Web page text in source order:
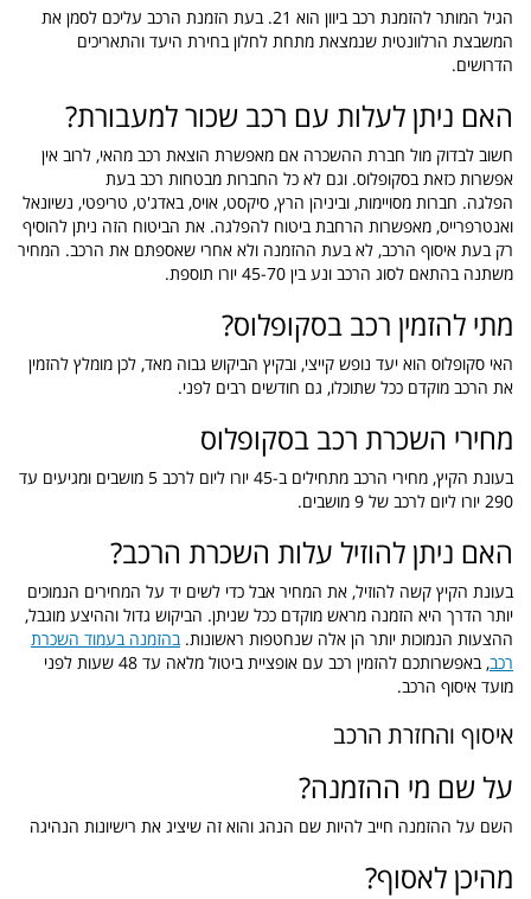
הגיל המותר להזמנת רכב ביוון הוא 21. בעת הזמנת הרכב עליכם לסמן את
המשבצת הרלוונטית שנמצאת מתחת לחלון בחירת היעד והתאריכים
הדרושים.
האם ניתן לעלות עם רכב שכור למעבורת?
חשוב לבדוק מול חברת ההשכרה אם מאפשרת הוצאת רכב מהאי, לרוב אין
אפשרות כזאת בסקופלוס. וגם לא כל החברות מבטחות רכב בעת
הפלגה. חברות מסויימות, וביניהן הרץ, סיקסט, אויס, באדג'ט, טריפטי, נשיונאל
ואנטרפרייס, מאפשרות הרחבת ביטוח להפלגה. את הביטוח הזה ניתן להוסיף
רק בעת איסוף הרכב, לא בעת ההזמנה ולא אחרי שאספתם את הרכב. המחיר
משתנה בהתאם לסוג הרכב ונע בין 45-70 יורו תוספת.
מתי להזמין רכב בסקופלוס?
האי סקופלוס הוא יעד נופש קייצי, ובקיץ הביקוש גבוה מאד, לכן מומלץ להזמין
את הרכב מוקדם ככל שתוכלו, גם חודשים רבים לפני.
מחירי השכרת רכב בסקופלוס
בעונת הקיץ, מחירי הרכב מתחילים ב-45 יורו ליום לרכב 5 מושבים ומגיעים עד
290 יורו ליום לרכב של 9 מושבים.
האם ניתן להוזיל עלות השכרת הרכב?
בעונת הקיץ קשה להוזיל, את המחיר אבל כדי לשים יד על המחירים הנמוכים
יותר הדרך היא הזמנה מראש מוקדם ככל שניתן. הביקוש גדול וההיצע מוגבל,
ההצעות הנמוכות יותר הן אלה שנחטפות ראשונות.בהזמנה בעמוד השכרת
רכב
, באפשרותכם להזמין רכב עם אופציית ביטול מלאה עד 48 שעות לפני
מועד איסוף הרכב.
איסוף והחזרת הרכב
על שם מי ההזמנה?
השם על ההזמנה חייב להיות שם הנהג והוא זה שיציג את רישיונות הנהיגה
מהיכן לאסוף?